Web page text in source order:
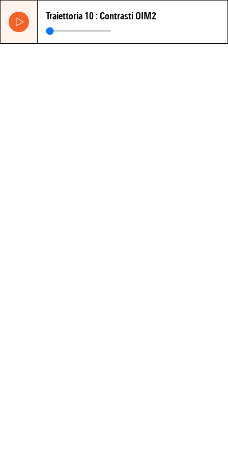
Traiettoria 10 : Contrasti OIM2